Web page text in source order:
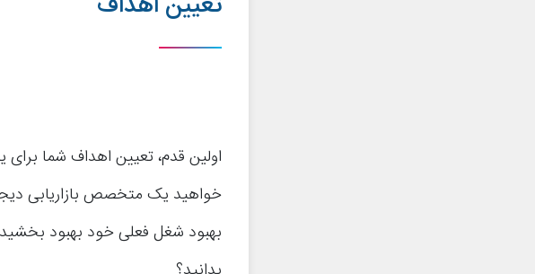
اولین قدم، تعیین اهداف شما
خواهید یک متخصص بازاریابی
بهبود شغل فعلی خود بهبود